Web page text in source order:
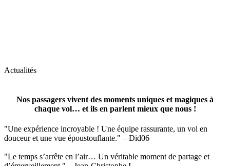
Actualités
Nos passagers vivent des moments uniques et magiques à
chaque vol… et ils en parlent mieux que nous !
"Une expérience incroyable ! Une équipe rassurante, un vol en
douceur et une vue époustouflante." – Did06
"Le temps s’arrête en l’air… Un véritable moment de partage et